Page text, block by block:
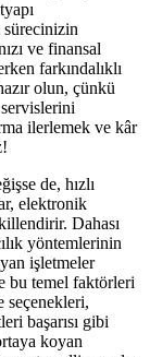
sürecinizin
ve finansal
farkındalıklı
olun, çünkü
servislerini
ilerlemek ve kâr
de, hızlı
elektronik
Dahası
yöntemlerinin
işletmeler
bu temel faktörleri
seçenekleri,
başarısı gibi
koyan